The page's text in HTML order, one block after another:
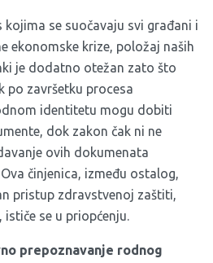
kojima se suočavaju svi građani i
ekonomske krize, položaj naših
je dodatno otežan zato što
po završetku procesa
identitetu mogu dobiti
dok zakon čak ni ne
ovih dokumenata
činjenica, između ostalog,
pristup zdravstvenoj zaštiti,
ističe se u priopćenju.
prepoznavanje rodnog